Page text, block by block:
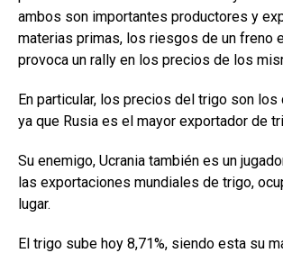
ambos son importantes productores y
materias primas, los riesgos de un freno
provoca un rally en los precios de los
En particular, los precios del trigo son los
ya que Rusia es el mayor exportador de
Su enemigo, Ucrania también es un
las exportaciones mundiales de trigo,
lugar.
El trigo sube hoy 8,71%, siendo esta su